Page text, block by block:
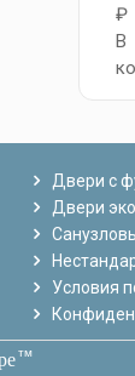
₽
В
Двери с
Двери
Условия
тм